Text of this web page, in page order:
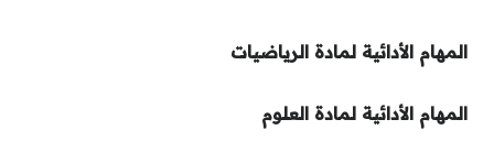
المهام الأدائية لمادة الرياضيات
المهام الأدائية لمادة العلوم